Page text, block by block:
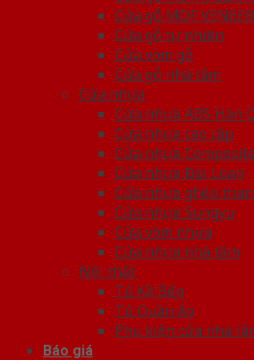
Cửa gỗ MDF VENEER
Cửa gỗ tự nhiên
Cửa vòm gỗ
Cửa gỗ nhà tắm
Cửa nhựa
Cửa nhựa ABS Hàn
Cửa nhựa cao cấp
Cửa nhựa Composite
Cửa nhựa Đài Loan
Cửa nhựa ghép
Cửa nhựa Sungyu
Cửa vòm nhựa
Cửa nhựa nhà tắm
Nội thất
Tủ Kệ Bếp
Tủ Quần Áo
Phụ kiện cửa nhà
Báo giá